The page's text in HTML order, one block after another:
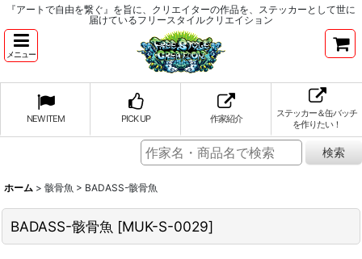
『アートで自由を繋ぐ』を旨に、クリエイターの作品を、ステッカーとして世に
届けているフリースタイルクリエイション
メニュー
NEW ITEM PICK UP 作家紹介
ステッカー＆缶バッチ
を作りたい！
ホーム > 骸骨魚 > BADASS-骸骨魚
BADASS-骸骨魚 [MUK-S-0029]